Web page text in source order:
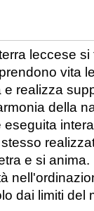
leccese si
vita
realizza
della
e si anima.
dai limiti del